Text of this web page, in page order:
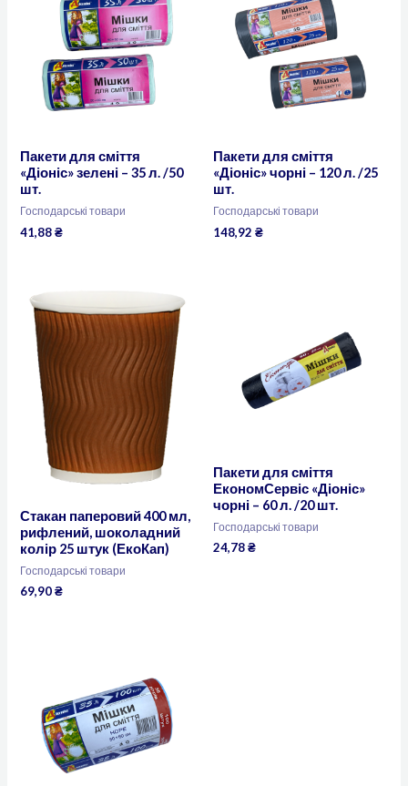
Пакети для сміття
«Діоніс» зелені – 35 л. /50
шт.
Господарські товари
41,88₴
Пакети для сміття
«Діоніс» чорні – 120 л. /25
шт.
Господарські товари
148,92 ₴
Стакан паперовий 400 мл,
рифлений, шоколадний
колір 25 штук (ЕкоКап)
Господарські товари
69,90₴
Пакети для сміття
ЕкономСервіс «Діоніс»
чорні – 60 л. /20 шт.
Господарські товари
24,78₴